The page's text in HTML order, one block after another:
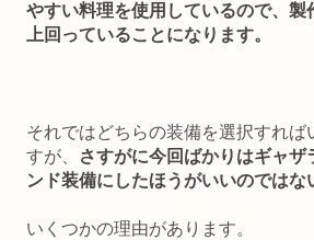
やすい料理を使用しているので、製
上回っていることになります。
それではどちらの装備を選択すれば
すが、
さすがに今回ばかりはギャザ
ンド装備にしたほうがいいのではな
いくつかの理由があります。